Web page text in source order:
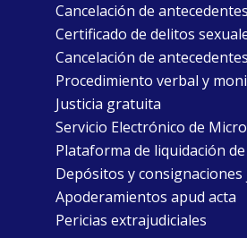
Cancelación de
Certificado de delitos
Cancelación de
Procedimiento verbal y
Justicia gratuita
Servicio Electrónico de
Plataforma de liquidación
Depósitos y consignaciones
Apoderamientos apud acta
Pericias extrajudiciales